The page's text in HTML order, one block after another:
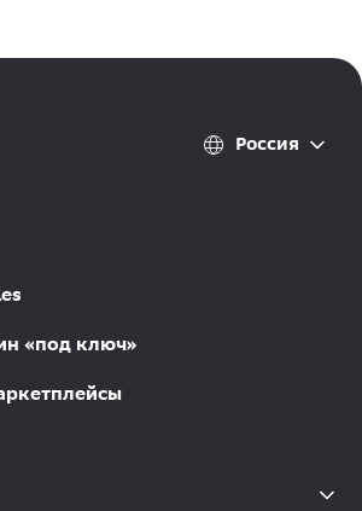
«под ключ»
Россия